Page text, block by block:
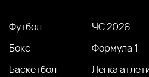
Футбол ЧС 2026
Бокс
Формула 1
Баскетбол
Легка